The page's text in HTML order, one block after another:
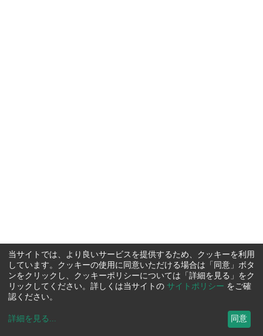
当サイトでは、より良いサービスを提供するため、クッキーを利用
しています。クッキーの使用に同意いただける場合は「同意」ボタ
ンをクリックし、クッキーポリシーについては「詳細を見る」をク
リックしてください。詳しくは当サイトの サイトポリシー をご確
認ください。
詳細を見る ... 同意